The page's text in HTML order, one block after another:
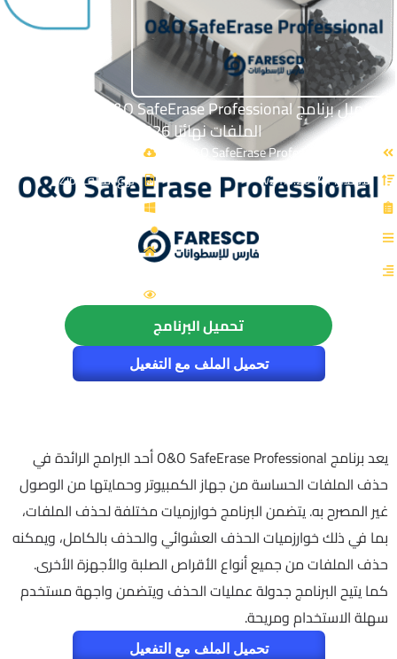
الملفات نهائيًا 2026
الإصدار: v21.3.26141
نوع الملف: Zip
تحميل البرنامج
تحميل الملف مع التفعيل
يعد برنامج O&O SafeErase Professional أحد البرامج الرائدة في
حذف الملفات الحساسة من جهاز الكمبيوتر وحمايتها من الوصول
غير المصرح به. يتضمن البرنامج خوارزميات مختلفة لحذف الملفات،
بما في ذلك خوارزميات الحذف العشوائي والحذف بالكامل، ويمكنه
حذف الملفات من جميع أنواع الأقراص الصلبة والأجهزة الأخرى.
كما يتيح البرنامج جدولة عمليات الحذف ويتضمن واجهة مستخدم
سهلة الاستخدام ومريحة.
تحميل الملف مع التفعيل